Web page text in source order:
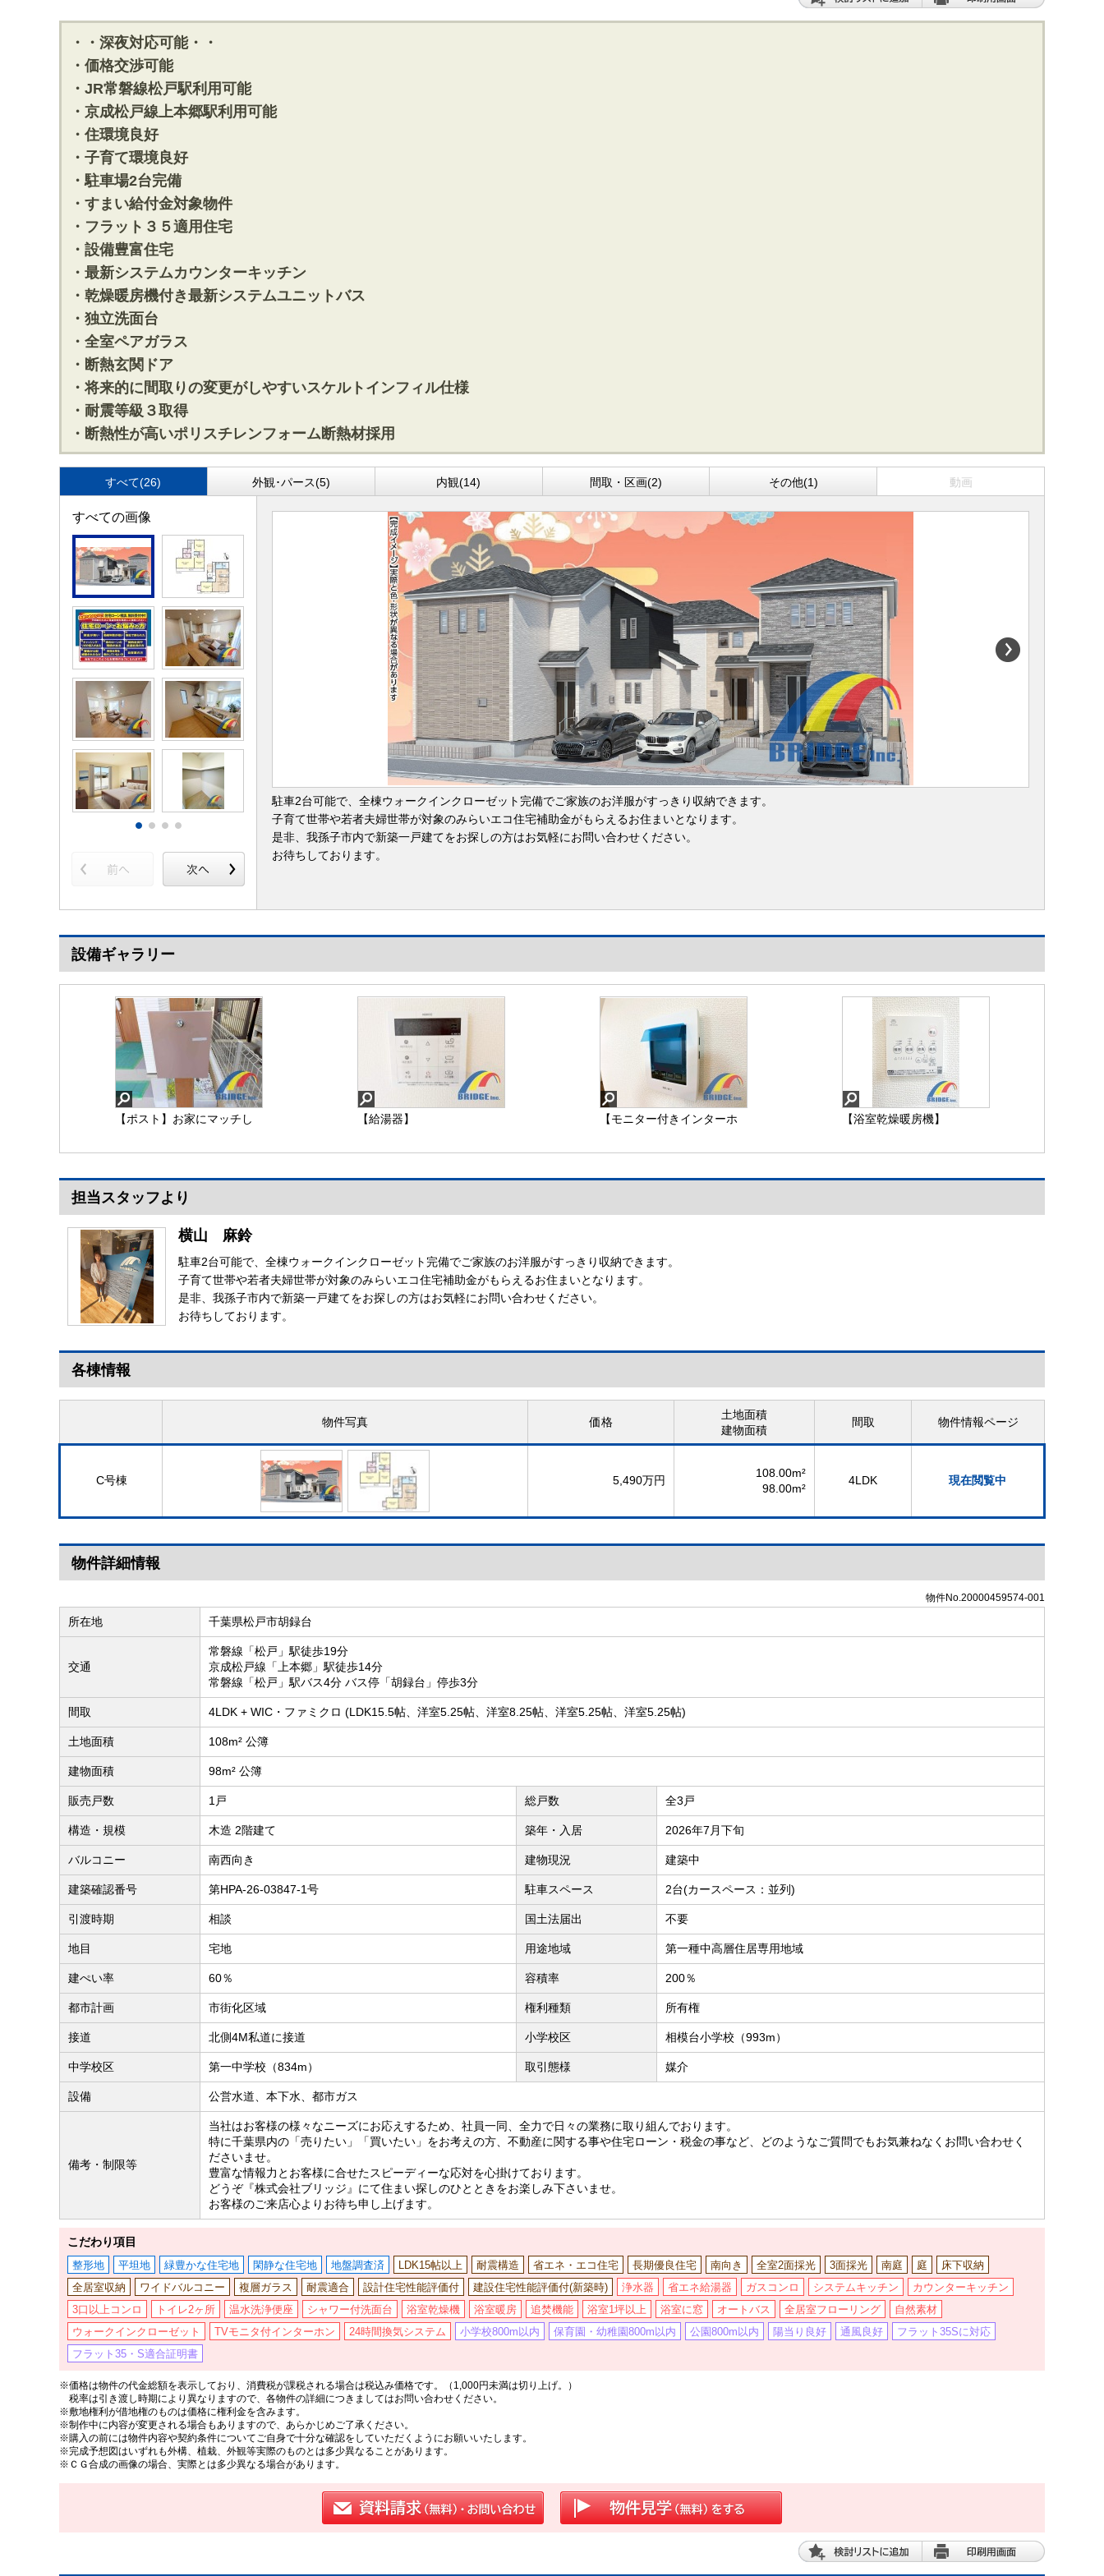
・・深夜対応可能・・
・価格交渉可能
・JR常磐線松戸駅利用可能
・京成松戸線上本郷駅利用可能
・住環境良好
・子育て環境良好
・駐車場2台完備
・すまい給付金対象物件
・フラット３５適用住宅
・設備豊富住宅
・最新システムカウンターキッチン
・乾燥暖房機付き最新システムユニットバス
・独立洗面台
・全室ペアガラス
・断熱玄関ドア
・将来的に間取りの変更がしやすいスケルトインフィル仕様
・耐震等級３取得
・断熱性が高いポリスチレンフォーム断熱材採用
すべて(26) 外観･パース(5) 内観(14) 間取・区画(2) その他(1) 動画
すべての画像
駐車2台可能で、全棟ウォークインクローゼット完備でご家族のお洋服がすっきり収納できます。
子育て世帯や若者夫婦世帯が対象のみらいエコ住宅補助金がもらえるお住まいとなります。
是非、我孫子市内で新築一戸建てをお探しの方はお気軽にお問い合わせください。
お待ちしております。
設備ギャラリー
【ポスト】
【ポスト】お家にマッチし
【給湯器】
【モニター付きインターホ
【浴室乾燥暖房機】
担当スタッフより
横山 麻鈴
駐車2台可能で、全棟ウォークインクローゼット完備でご家族のお洋服がすっきり収納できます。
子育て世帯や若者夫婦世帯が対象のみらいエコ住宅補助金がもらえるお住まいとなります。
是非、我孫子市内で新築一戸建てをお探しの方はお気軽にお問い合わせください。
お待ちしております。
各棟情報
物件写真 価格
土地面積
建物面積
間取 物件情報ページ
C号棟 5,490万円
108.00m²
98.00m²
4LDK 現在閲覧中
物件詳細情報
物件No.20000459574-001
所在地 千葉県松戸市胡録台
交通
常磐線「松戸」駅徒歩19分
京成松戸線「上本郷」駅徒歩14分
常磐線「松戸」駅バス4分 バス停「胡録台」停歩3分
間取 4LDK + WIC・ファミクロ (LDK15.5帖、洋室5.25帖、洋室8.25帖、洋室5.25帖、洋室5.25帖)
土地面積 108m² 公簿
建物面積 98m² 公簿
販売戸数 1戸 総戸数 全3戸
構造・規模 木造 2階建て 築年・入居 2026年7月下旬
バルコニー 南西向き 建物現況 建築中
建築確認番号 第HPA-26-03847-1号 駐車スペース 2台(カースペース：並列)
引渡時期 相談 国土法届出 不要
地目 宅地 用途地域 第一種中高層住居専用地域
建ぺい率 60％ 容積率 200％
都市計画 市街化区域 権利種類 所有権
接道 北側4M私道に接道 小学校区 相模台小学校（993m）
中学校区 第一中学校（834m） 取引態様 媒介
設備 公営水道、本下水、都市ガス
備考・制限等
当社はお客様の様々なニーズにお応えするため、社員一同、全力で日々の業務に取り組んでおります。
特に千葉県内の「売りたい」「買いたい」をお考えの方、不動産に関する事や住宅ローン・税金の事など、どのようなご質問でもお気兼ねなくお問い合わせく
ださいませ。
豊富な情報力とお客様に合せたスピーディーな応対を心掛けております。
どうぞ『株式会社ブリッジ』にて住まい探しのひとときをお楽しみ下さいませ。
お客様のご来店心よりお待ち申し上げます。
こだわり項目
整形地 平坦地 緑豊かな住宅地 閑静な住宅地 地盤調査済 LDK15帖以上 耐震構造 省エネ・エコ住宅 長期優良住宅 南向き 全室2面採光 3面採光 南庭 庭
床下収納
全居室収納
ワイドバルコニー 複層ガラス 耐震適合 設計住宅性能評価付 建設住宅性能評価付(新築時) 浄水器 省エネ給湯器 ガスコンロ システムキッチン
カウンターキッチン
3口以上コンロ
トイレ2ヶ所 温水洗浄便座 シャワー付洗面台 浴室乾燥機 浴室暖房 追焚機能 浴室1坪以上 浴室に窓 オートバス 全居室フローリング
自然素材
ウォークインクローゼット
TVモニタ付インターホン 24時間換気システム 小学校800m以内 保育園・幼稚園800m以内 公園800m以内 陽当り良好 通風良好
フラット35Sに対応
フラット35・S適合証明書
※価格は物件の代金総額を表示しており、消費税が課税される場合は税込み価格です。（1,000円未満は切り上げ。）
税率は引き渡し時期により異なりますので、各物件の詳細につきましてはお問い合わせください。
※敷地権利が借地権のものは価格に権利金を含みます。
※制作中に内容が変更される場合もありますので、あらかじめご了承ください。
※購入の前には物件内容や契約条件についてご自身で十分な確認をしていただくようにお願いいたします。
※完成予想図はいずれも外構、植栽、外観等実際のものとは多少異なることがあります。
※ＣＧ合成の画像の場合、実際とは多少異なる場合があります。